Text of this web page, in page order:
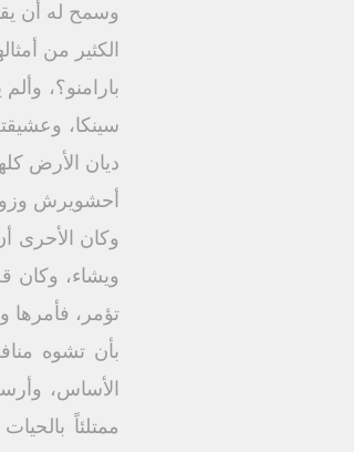
وسمح له أن
الكثير من
بارامنو؟،
سينكا،
ديان الأرض
أحشويرش
وكان الأحرى
ويشاء، وكان
تؤمر، فأمرها
بأن تشوه
الأساس،
ممتلئاً